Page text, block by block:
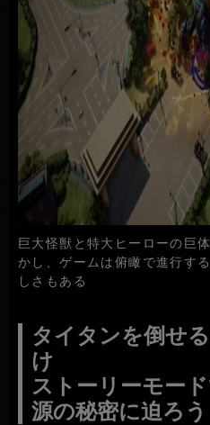
巨大怪獣と特大ヒーローの巨
かし、ゲームは俯瞰で進行す
しさもある
タイタンを倒せ
け
ストーリーモー
源の秘密に迫ろう